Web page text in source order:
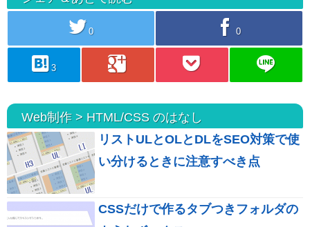
twitter 0 facebook 0
hatebu 3 googleplus pocket line
Web制作 > HTML/CSS のはなし
リストULとOLとDLをSEO対策で使
い分けるときに注意すべき点
CSSだけで作るタブつきフォルダの